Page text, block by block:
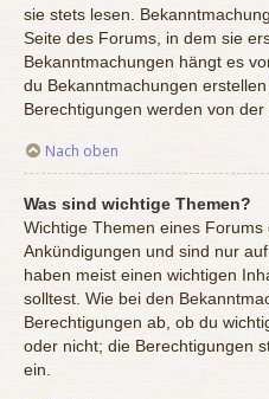
sie stets lesen.
Seite des Forums, in dem sie
Bekanntmachungen hängt es
du Bekanntmachungen
Berechtigungen werden von
Nach oben
Was sind wichtige Themen?
Wichtige Themen eines
Ankündigungen und sind nur
haben meist einen wichtigen
solltest. Wie bei den
Berechtigungen ab, ob du
oder nicht; die Berechtigungen
ein.